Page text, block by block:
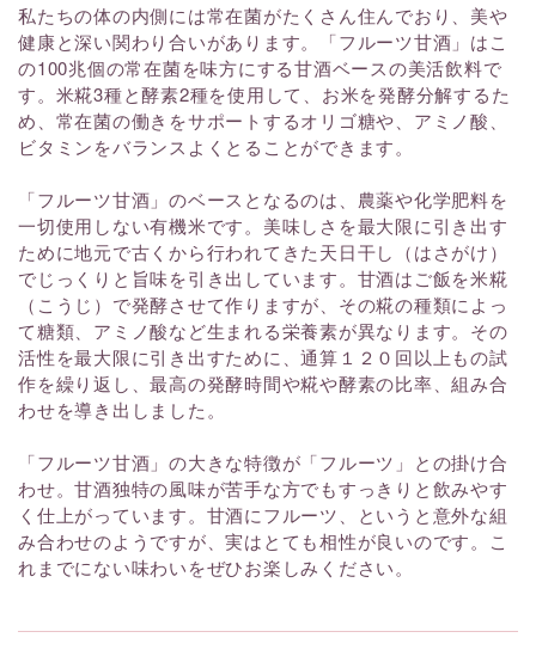
私たちの体の内側には常在菌がたくさん住んでおり、美や
健康と深い関わり合いがあります。「フルーツ甘酒」はこ
の100兆個の常在菌を味方にする甘酒ベースの美活飲料で
す。米糀3種と酵素2種を使用して、お米を発酵分解するた
め、常在菌の働きをサポートするオリゴ糖や、アミノ酸、
ビタミンをバランスよくとることができます。
「フルーツ甘酒」のベースとなるのは、農薬や化学肥料を
一切使用しない有機米です。美味しさを最大限に引き出す
ために地元で古くから行われてきた天日干し（はさがけ）
でじっくりと旨味を引き出しています。甘酒はご飯を米糀
（こうじ）で発酵させて作りますが、その糀の種類によっ
て糖類、アミノ酸など生まれる栄養素が異なります。その
活性を最大限に引き出すために、通算１２０回以上もの試
作を繰り返し、最高の発酵時間や糀や酵素の比率、組み合
わせを導き出しました。
「フルーツ甘酒」の大きな特徴が「フルーツ」との掛け合
わせ。甘酒独特の風味が苦手な方でもすっきりと飲みやす
く仕上がっています。甘酒にフルーツ、というと意外な組
み合わせのようですが、実はとても相性が良いのです。こ
れまでにない味わいをぜひお楽しみください。